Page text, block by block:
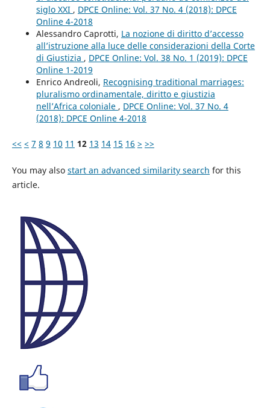
siglo XXI , DPCE Online: Vol. 37 No. 4 (2018): DPCE
Online 4-2018
Alessandro Caprotti, La nozione di diritto d’accesso
all’istruzione alla luce delle considerazioni della Corte
di Giustizia , DPCE Online: Vol. 38 No. 1 (2019): DPCE
Online 1-2019
Enrico Andreoli, Recognising traditional marriages:
pluralismo ordinamentale, diritto e giustizia
nell’Africa coloniale , DPCE Online: Vol. 37 No. 4
(2018): DPCE Online 4-2018
<< < 7 8 9 10 11 12 13 14 15 16 > >>
You may also start an advanced similarity search for this
article.